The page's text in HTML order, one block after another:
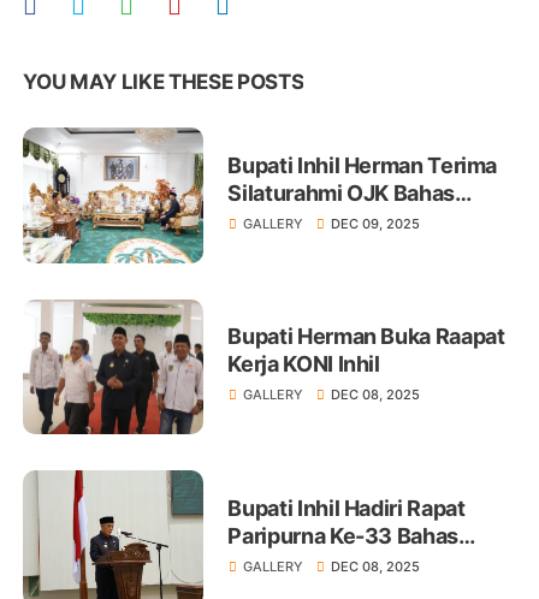
YOU MAY LIKE THESE POSTS
Bupati Inhil Herman Terima
Silaturahmi OJK Bahas
Pengembangan Ekonomi
GALLERY DEC 09, 2025
Bupati Herman Buka Raapat
Kerja KONI Inhil
GALLERY DEC 08, 2025
Bupati Inhil Hadiri Rapat
Paripurna Ke-33 Bahas
KUA-PPAS 2026
GALLERY DEC 08, 2025